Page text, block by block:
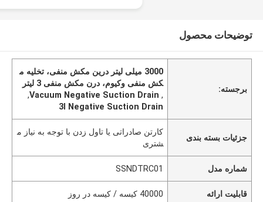
توضیحات محصول
برجسته:
3000 میلی لیتر درین مکش منفی، تخلیه م
کش منفی وکیوم، درن مکش منفی 3 لیتر
,
Vacuum Negative Suction Drain
,
3l Negative Suction Drain
جزئیات بسته بندی
کارتن صادراتی یا تاول زدن با توجه به نیاز م
شتری
شماره مدل SSNDTRC01
قابلیت ارائه 40000 کیسه / کیسه در روز